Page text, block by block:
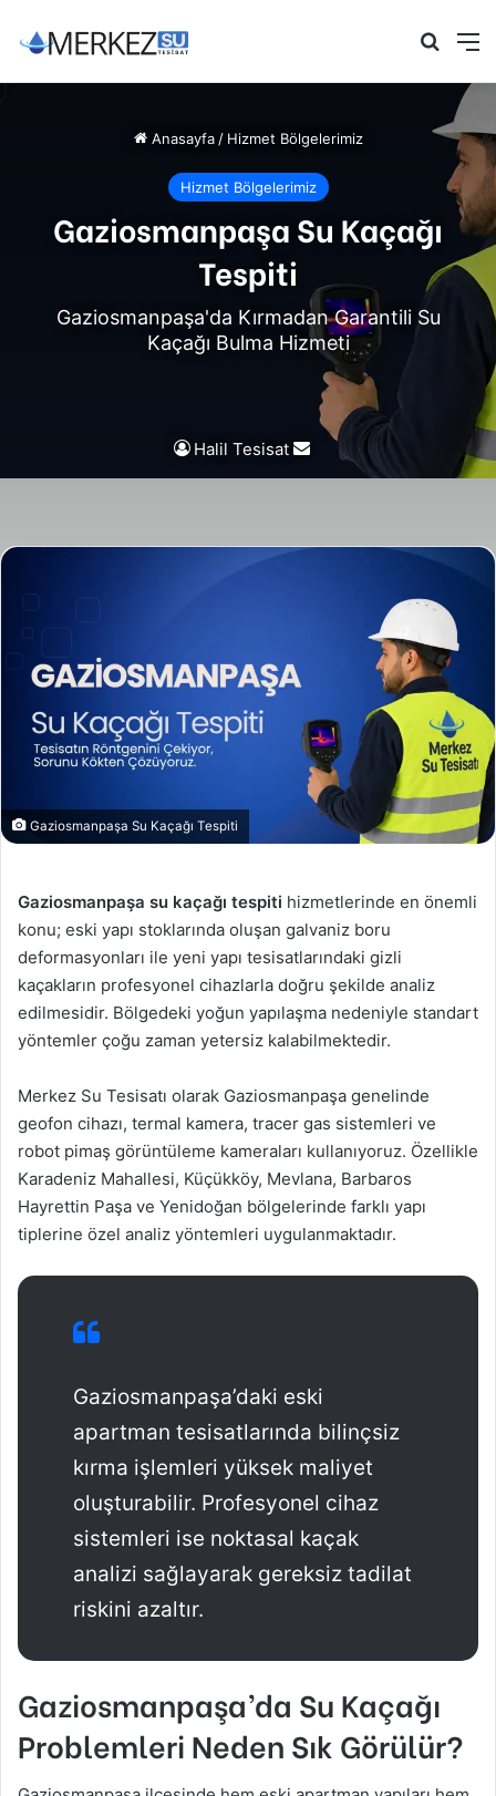
Anasayfa / Hizmet Bölgelerimiz
Hizmet Bölgelerimiz
Gaziosmanpaşa Su Kaçağı
Tespiti
Gaziosmanpaşa'da Kırmadan Garantili Su
Kaçağı Bulma Hizmeti
Halil Tesisat
Bir
e-
Gaziosmanpaşa Su Kaçağı Tespiti
Gaziosmanpaşa su kaçağı tespiti hizmetlerinde en önemli
konu; eski yapı stoklarında oluşan galvaniz boru
deformasyonları ile yeni yapı tesisatlarındaki gizli
kaçakların profesyonel cihazlarla doğru şekilde analiz
edilmesidir. Bölgedeki yoğun yapılaşma nedeniyle standart
yöntemler çoğu zaman yetersiz kalabilmektedir.
Merkez Su Tesisatı olarak Gaziosmanpaşa genelinde
geofon cihazı, termal kamera, tracer gas sistemleri ve
robot pimaş görüntüleme kameraları kullanıyoruz. Özellikle
Karadeniz Mahallesi, Küçükköy, Mevlana, Barbaros
Hayrettin Paşa ve Yenidoğan bölgelerinde farklı yapı
tiplerine özel analiz yöntemleri uygulanmaktadır.
Gaziosmanpaşa’daki eski
apartman tesisatlarında bilinçsiz
kırma işlemleri yüksek maliyet
oluşturabilir. Profesyonel cihaz
sistemleri ise noktasal kaçak
analizi sağlayarak gereksiz tadilat
riskini azaltır.
Gaziosmanpaşa’da Su Kaçağı
Problemleri Neden Sık Görülür?